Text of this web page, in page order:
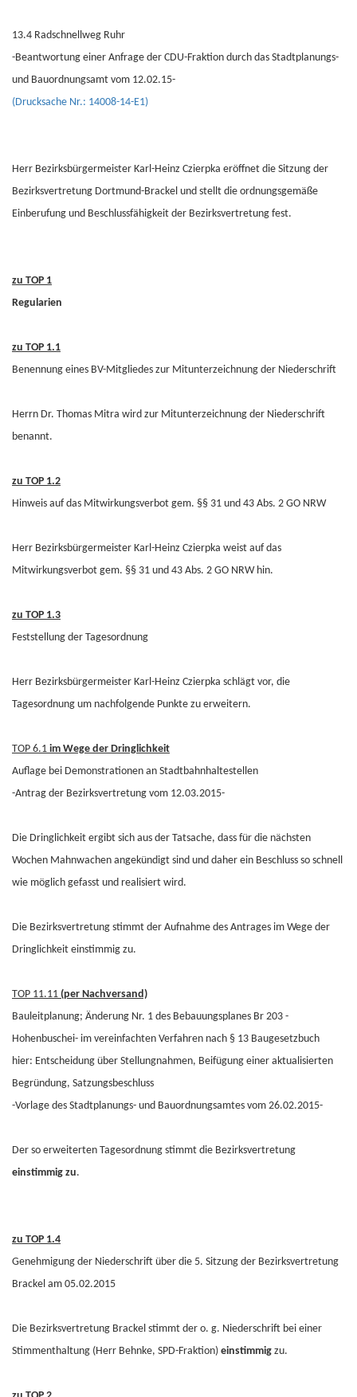
13.4 Radschnellweg Ruhr
-Beantwortung einer Anfrage der CDU-Fraktion durch das Stadtplanungs-
und Bauordnungsamt vom 12.02.15-
(Drucksache Nr.: 14008-14-E1)
Herr Bezirksbürgermeister Karl-Heinz Czierpka eröffnet die Sitzung der
Bezirksvertretung Dortmund-Brackel und stellt die ordnungsgemäße
Einberufung und Beschlussfähigkeit der Bezirksvertretung fest.
zu TOP 1
Regularien
zu TOP 1.1
Benennung eines BV-Mitgliedes zur Mitunterzeichnung der Niederschrift
Herrn Dr. Thomas Mitra wird zur Mitunterzeichnung der Niederschrift
benannt.
zu TOP 1.2
Hinweis auf das Mitwirkungsverbot gem. §§ 31 und 43 Abs. 2 GO NRW
Herr Bezirksbürgermeister Karl-Heinz Czierpka weist auf das
Mitwirkungsverbot gem. §§ 31 und 43 Abs. 2 GO NRW hin.
zu TOP 1.3
Feststellung der Tagesordnung
Herr Bezirksbürgermeister Karl-Heinz Czierpka schlägt vor, die
Tagesordnung um nachfolgende Punkte zu erweitern.
TOP 6.1 im Wege der Dringlichkeit
Auflage bei Demonstrationen an Stadtbahnhaltestellen
-Antrag der Bezirksvertretung vom 12.03.2015-
Die Dringlichkeit ergibt sich aus der Tatsache, dass für die nächsten
Wochen Mahnwachen angekündigt sind und daher ein Beschluss so schnell
wie möglich gefasst und realisiert wird.
Die Bezirksvertretung stimmt der Aufnahme des Antrages im Wege der
Dringlichkeit einstimmig zu.
TOP 11.11 (per Nachversand)
Bauleitplanung; Änderung Nr. 1 des Bebauungsplanes Br 203 -
Hohenbuschei- im vereinfachten Verfahren nach § 13 Baugesetzbuch
hier: Entscheidung über Stellungnahmen, Beifügung einer aktualisierten
Begründung, Satzungsbeschluss
-Vorlage des Stadtplanungs- und Bauordnungsamtes vom 26.02.2015-
Der so erweiterten Tagesordnung stimmt die Bezirksvertretung
einstimmig zu.
zu TOP 1.4
Genehmigung der Niederschrift über die 5. Sitzung der Bezirksvertretung
Brackel am 05.02.2015
Die Bezirksvertretung Brackel stimmt der o. g. Niederschrift bei einer
Stimmenthaltung (Herr Behnke, SPD-Fraktion) einstimmig zu.